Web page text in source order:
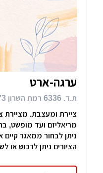
ערגה-ארט
ת.ד. 6336 רמת השרון 47273
ציירת ומעצבת. מציירת
מריאליזם ועד מופשט,
ניתן לבחור ממאגר קיים
הציורים ניתן לרכוש או